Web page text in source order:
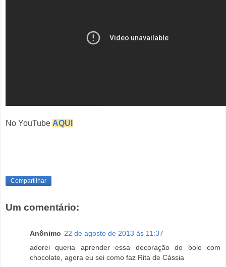
No YouTube AQUI
Compartilhar
Um comentário:
Anônimo 22 de agosto de 2013 às 11:37
adorei queria aprender essa decoração do bolo com
chocolate, agora eu sei como faz Rita de Cássia